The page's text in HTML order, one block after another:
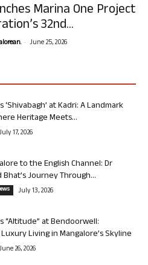
Marina One Project
32nd...
- June 25, 2026
‘Shivabagh’ at Kadri: A Landmark
Heritage Meets...
17, 2026
to the English Channel: Dr
Journey Through...
July 13, 2026
“Altitude” at Bendoorwell:
Living in Mangalore’s Skyline
26, 2026